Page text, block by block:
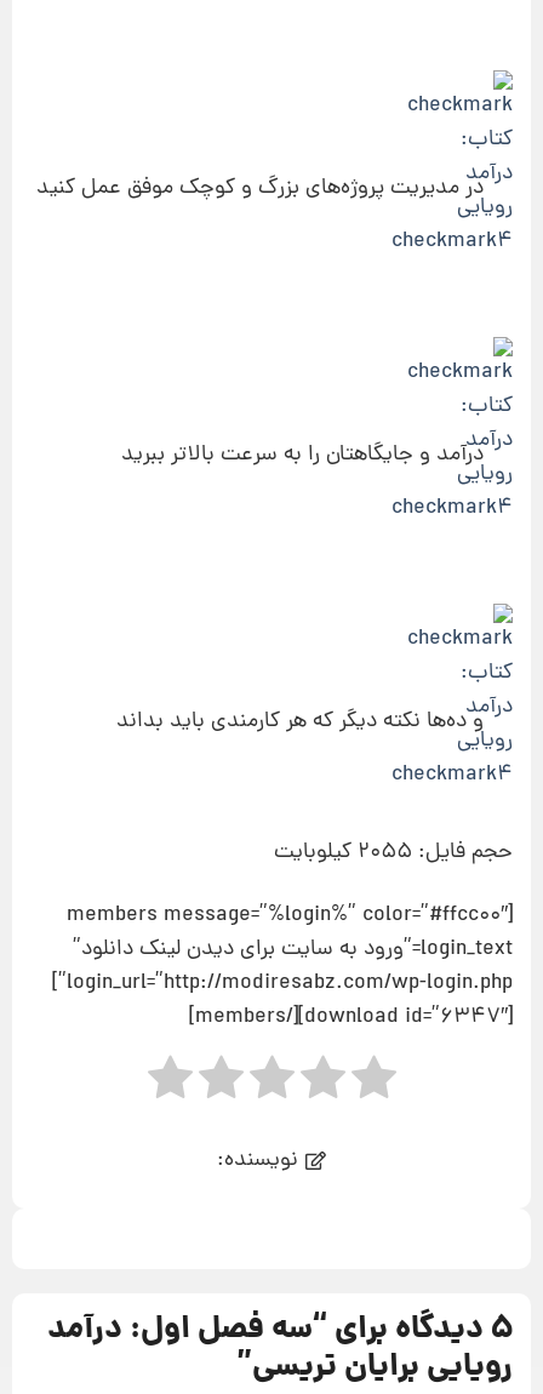
در مدیریت پروژه‌های بزرگ و کوچک موفق عمل کنید
درآمد و جایگاهتان را به سرعت بالاتر ببرید
و ده‌ها نکته دیگر که هر کارمندی باید بداند
حجم فايل: 2055 کيلوبايت
[members message=”%login%” color=”#ffcc00″
login_text=”ورود به سایت برای دیدن لینک دانلود”
login_url=”http://modiresabz.com/wp-login.php”]
[download id=”6347″][/members]
نویسنده:
5 دیدگاه برای “ سه فصل اول: درآمد
رویایی برایان تریسی”